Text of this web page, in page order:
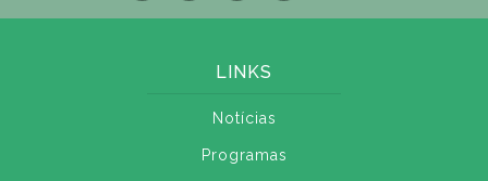
LINKS
Notícias
Programas